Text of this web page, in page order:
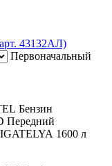
43132АЛ)
Первоначальный
Бензин
Передний
1600 л